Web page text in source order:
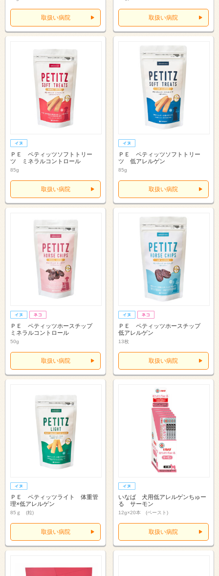
取扱い病院 取扱い病院
ＰＥ ペティッツソフトトリー
ツ ミネラルコントロール
85g
取扱い病院
ＰＥ ペティッツソフトトリー
ツ 低アレルゲン
85g
取扱い病院
ＰＥ ペティッツホースチップ
ミネラルコントロール
50g
取扱い病院
ＰＥ ペティッツホースチップ
低アレルゲン
13枚
取扱い病院
ＰＥ ペティッツライト 体重管
理×低アレルゲン
85ｇ (粒)
取扱い病院
いなば 犬用低アレルゲンちゅー
る サーモン
12g×20本 (ペースト)
取扱い病院